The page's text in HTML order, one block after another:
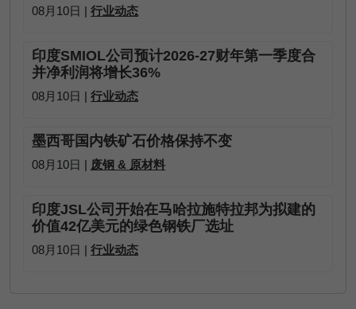
08月10日 | 行业动态
印度SMIOL公司预计2026-27财年第一季度合
并净利润将增长36%
08月10日 | 行业动态
墨西哥国内铁矿石价格保持不变
08月10日 | 废钢 & 原材料
印度JSL公司开始在马哈拉施特拉邦为拟建的
价值42亿美元的绿色钢铁厂选址
08月10日 | 行业动态